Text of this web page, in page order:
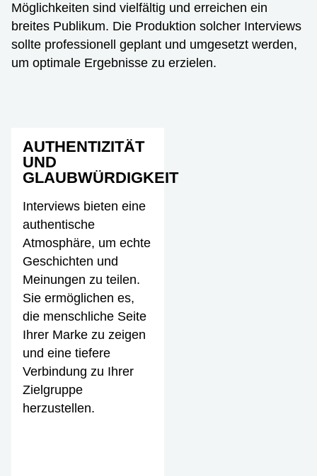
Möglichkeiten sind vielfältig und erreichen ein
breites Publikum. Die Produktion solcher Interviews
sollte professionell geplant und umgesetzt werden,
um optimale Ergebnisse zu erzielen.
AUTHENTIZITÄT
UND
GLAUBWÜRDIGKEIT
Interviews bieten eine
authentische
Atmosphäre, um echte
Geschichten und
Meinungen zu teilen.
Sie ermöglichen es,
die menschliche Seite
Ihrer Marke zu zeigen
und eine tiefere
Verbindung zu Ihrer
Zielgruppe
herzustellen.